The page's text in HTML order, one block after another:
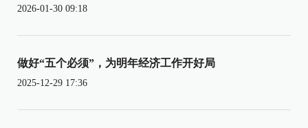
2026-01-30 09:18
做好“五个必须”，为明年经济工作开好局
2025-12-29 17:36